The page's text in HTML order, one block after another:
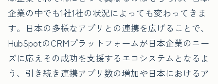
企業の中でも1社1社の状況によっても変わってきま
す。日本の多様なアプリとの連携を広げることで、
HubSpotのCRMプラットフォームが日本企業のニー
ズに応えその成功を支援するエコシステムとなるよ
う、引き続き連携アプリ数の増加や日本におけるア